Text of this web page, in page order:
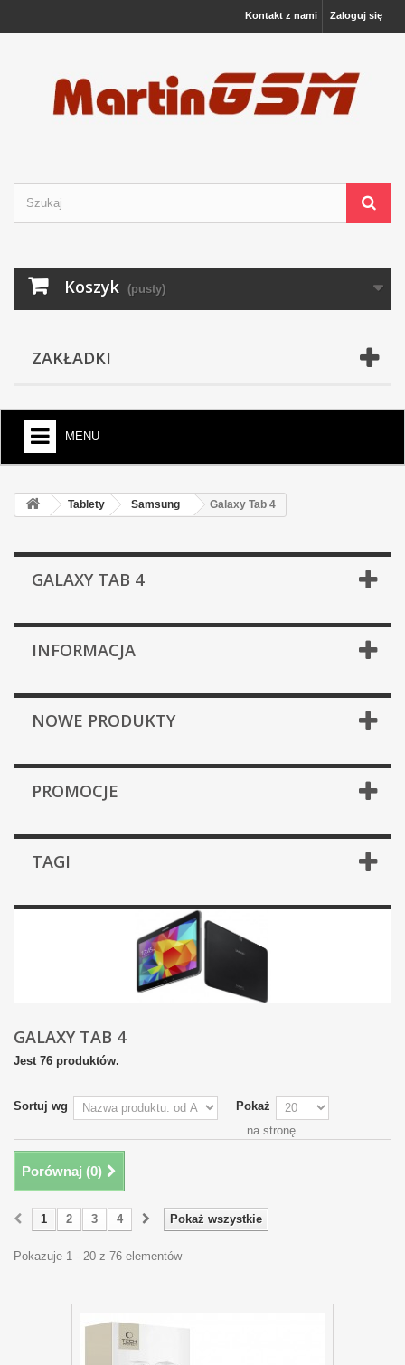
Zaloguj się
Kontakt z nami
Koszyk (pusty)
ZAKŁADKI
MENU
Tablety Samsung Galaxy Tab 4
GALAXY TAB 4
INFORMACJA
NOWE PRODUKTY
PROMOCJE
TAGI
GALAXY TAB 4
Jest 76 produktów.
Sortuj wg
Pokaż
na stronę
Porównaj (0)
Pokaż wszystkie
1 2 3 4
Pokazuje 1 - 20 z 76 elementów